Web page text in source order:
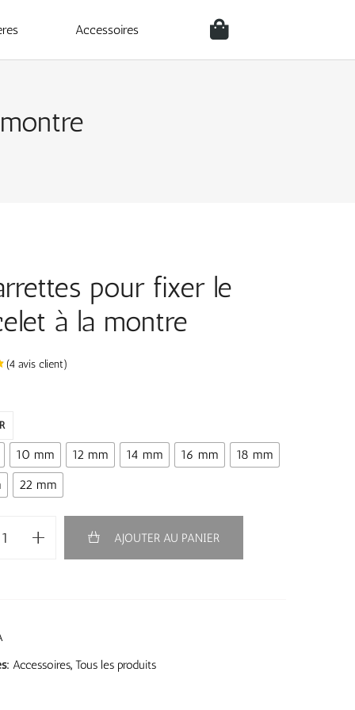
Accessoires
pour fixer le
à la montre
(4 avis client)
10 mm 12 mm 14 mm 16 mm
18 mm
22 mm
AJOUTER AU PANIER
Accessoires, Tous les produits